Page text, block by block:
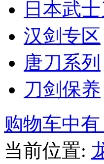
日本武
汉剑专区
唐刀系列
刀剑保养
购物车中
当前位置: